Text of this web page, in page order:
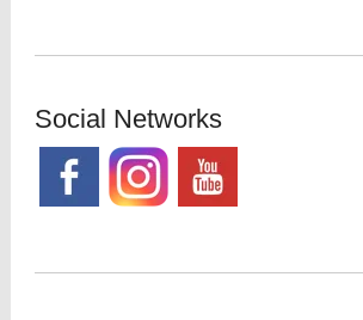
Social Networks